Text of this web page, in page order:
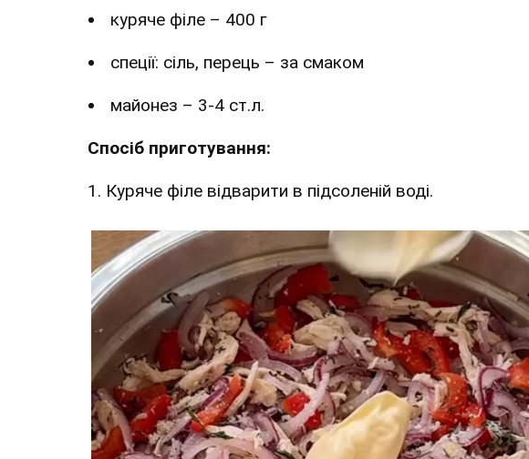
куряче філе – 400 г
спеції: сіль, перець – за смаком
майонез – 3-4 ст.л.
Спосіб приготування:
1. Куряче філе відварити в підсоленій воді.